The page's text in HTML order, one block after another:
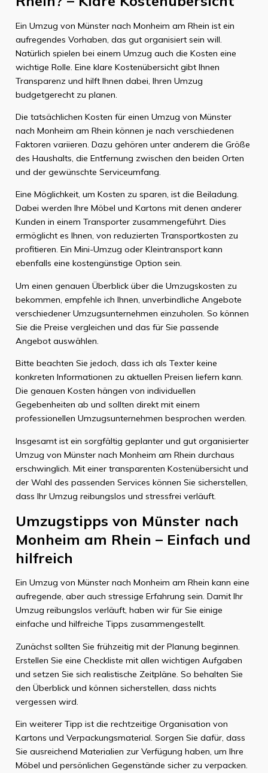
Ein Umzug von Münster nach Monheim am Rhein ist ein
aufregendes Vorhaben, das gut organisiert sein will.
Natürlich spielen bei einem Umzug auch die Kosten eine
wichtige Rolle. Eine klare Kostenübersicht gibt Ihnen
Transparenz und hilft Ihnen dabei, Ihren Umzug
budgetgerecht zu planen.
Die tatsächlichen Kosten für einen Umzug von Münster
nach Monheim am Rhein können je nach verschiedenen
Faktoren variieren. Dazu gehören unter anderem die Größe
des Haushalts, die Entfernung zwischen den beiden Orten
und der gewünschte Serviceumfang.
Eine Möglichkeit, um Kosten zu sparen, ist die Beiladung.
Dabei werden Ihre Möbel und Kartons mit denen anderer
Kunden in einem Transporter zusammengeführt. Dies
ermöglicht es Ihnen, von reduzierten Transportkosten zu
profitieren. Ein Mini-Umzug oder Kleintransport kann
ebenfalls eine kostengünstige Option sein.
Um einen genauen Überblick über die Umzugskosten zu
bekommen, empfehle ich Ihnen, unverbindliche Angebote
verschiedener Umzugsunternehmen einzuholen. So können
Sie die Preise vergleichen und das für Sie passende
Angebot auswählen.
Bitte beachten Sie jedoch, dass ich als Texter keine
konkreten Informationen zu aktuellen Preisen liefern kann.
Die genauen Kosten hängen von individuellen
Gegebenheiten ab und sollten direkt mit einem
professionellen Umzugsunternehmen besprochen werden.
Insgesamt ist ein sorgfältig geplanter und gut organisierter
Umzug von Münster nach Monheim am Rhein durchaus
erschwinglich. Mit einer transparenten Kostenübersicht und
der Wahl des passenden Services können Sie sicherstellen,
dass Ihr Umzug reibungslos und stressfrei verläuft.
Umzugstipps von Münster nach
Monheim am Rhein – Einfach und
hilfreich
Ein Umzug von Münster nach Monheim am Rhein kann eine
aufregende, aber auch stressige Erfahrung sein. Damit Ihr
Umzug reibungslos verläuft, haben wir für Sie einige
einfache und hilfreiche Tipps zusammengestellt.
Zunächst sollten Sie frühzeitig mit der Planung beginnen.
Erstellen Sie eine Checkliste mit allen wichtigen Aufgaben
und setzen Sie sich realistische Zeitpläne. So behalten Sie
den Überblick und können sicherstellen, dass nichts
vergessen wird.
Ein weiterer Tipp ist die rechtzeitige Organisation von
Kartons und Verpackungsmaterial. Sorgen Sie dafür, dass
Sie ausreichend Materialien zur Verfügung haben, um Ihre
Möbel und persönlichen Gegenstände sicher zu verpacken.